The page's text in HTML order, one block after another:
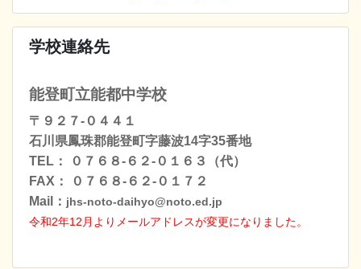
学校連絡先
能登町立能都中学校
〒９２７-０４４１
石川県鳳珠郡能登町字藤波14字35番地
TEL： ０７６８-６２-０１６３（代）
FAX： ０７６８-６２-０１７２
Mail： jhs-noto-daihyo@noto.ed.jp
令和2年12月よりメールアドレスが変更になりました。